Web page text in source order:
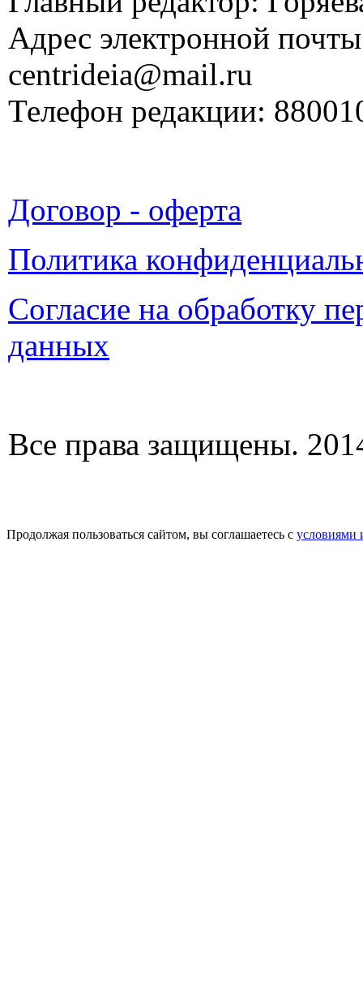
Адрес электронной
centrideia@mail.ru
Телефон редакции:
Договор - оферта
Политика
Согласие на обработку
данных
Все права защищены.
Продолжая пользоваться сайтом, вы соглашаетесь с условиями